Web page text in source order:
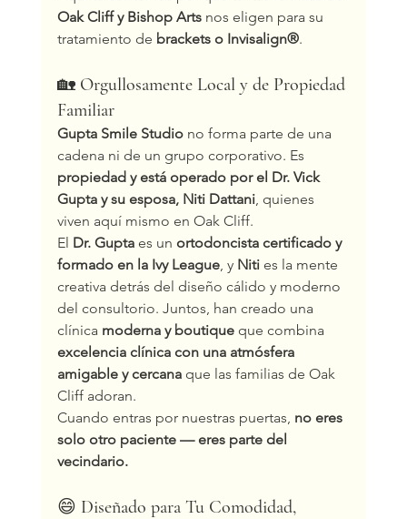
Oak Cliff y Bishop Arts nos eligen para su
tratamiento de brackets o Invisalign®.
🏡 Orgullosamente Local y de Propiedad
Familiar
Gupta Smile Studio no forma parte de una
cadena ni de un grupo corporativo. Es
propiedad y está operado por el Dr. Vick
Gupta y su esposa, Niti Dattani, quienes
viven aquí mismo en Oak Cliff.
El Dr. Gupta es un ortodoncista certificado y
formado en la Ivy League, y Niti es la mente
creativa detrás del diseño cálido y moderno
del consultorio. Juntos, han creado una
clínica moderna y boutique que combina
excelencia clínica con una atmósfera
amigable y cercana que las familias de Oak
Cliff adoran.
Cuando entras por nuestras puertas, no eres
solo otro paciente — eres parte del
vecindario.
😄 Diseñado para Tu Comodidad,